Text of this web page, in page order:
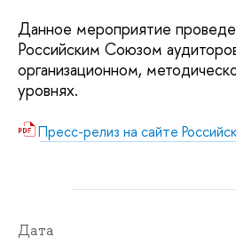
Данное мероприятие
Российским Союзом
организационном,
уровнях.
Пресс-релиз на сайте
Дата